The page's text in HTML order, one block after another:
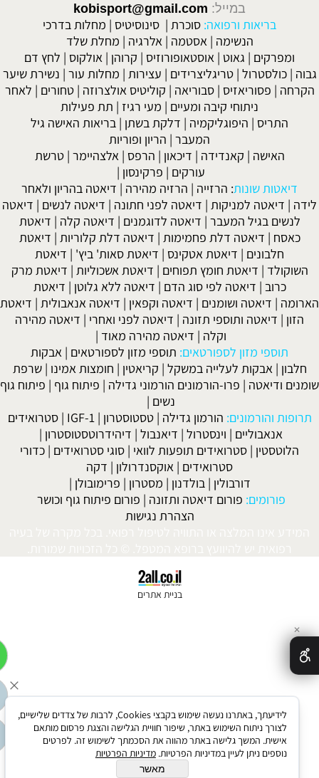
במייל:kobisport@gmail.com
בריאות ורפואה:סוכרת|סינוסיטיס|מחלות בדרכי
הנשימה|אסטמה|אלרגיה|מחלת שלד
ומפרקים|גאוט|אוסטאופורוזיס|קרוהן|אולקוס|לחץ דם
|כולסטרול|טריגליצרידים|עצירות|מחלות עור|נשירת שיער
|פסוריאזיס|סבוריאה|קוליטיס אולצרוזה|טחורים|לאחר
ניתוחי קיבה ומעיים| מעי רגיז |תת פעילות
התריס|היפוגליקמיה|דלקת בשתן|בריאות האישה גיל
המעבר|הריון ופוריות
האישה|קאנדידה|דיכאון|הרפס|אלצהיימר|טרשת
עורקים|פרקינסון|
דיאטות שונות:הרזייה|הרזיה מהירה|דיאטה בהריון ולאחר
|דיאטה למניקות|דיאטה לפני חתונה|דיאטה לנשים|דיאטה
לנשים בגיל המעבר|דיאטה לדוגמנים|דיאטה קלה|דיאטת
כאסח|דיאטה דלת פחמימות|דיאטה דלת קלוריות|דיאטת
חלבונים|דיאטת אטקינס|דיאטת סאות' ביץ'|דיאטת
|דיאטת חומץ תפוחים|דיאטת אשכוליות|דיאטת מרק
כרוב|דיאטה לפי סוג הדם|דיאטה ללא גלוטן|דיאטת
|דיאטה ושומנים|דיאטה וקפאין|דיאטה אנאבולית|דיאטת
הזון|דיאטה ותוספי תזונה|דיאטה לפני ואחרי|דיאטה מהירה
וקלה|דיאטה מהירה מאוד|
תוספי מזון לספורטאים:תוספי מזון לספורטאים|אבקות
|אבקות לעלייה במשקל|קריאטין|חומצות אמינו|שרפת
ודיאטה|פרו-הורמונים הורמוני גדילה|פיתוח גוף |פיתוח גוף
נשים|
והורמונים:הורמון גדילה|טסטוסטרון|
IGF-1
|סטרואידים
אנאבוליים|וינסטרול|דיאנבול|דיהידרוטסטוסטרון|
הלוטסטין|סטרואידים תופעות לוואי|סוגי סטרואידים|כדורי
סטרואידים|אוקסנדרולון|דקה
דורבולין|בולדנון|מסטרון|פרימובולן|
פורומים:פורום דיאטה ותזונה|פורום פיתוח גוף וכושר
הצהרת נגישות
בניית אתרים
לידיעתך, באתרנו נעשה שימוש בקבצי Cookies, לרבות של צדדים שלישיים,
לצורך ניתוח השימוש באתר, שיפור חוויית הגלישה והצגת פרסום מותאם
אישית. המשך גלישה באתר מהווה את הסכמתך לשימוש זה. לפרטים
נוספים ניתן לעיין במדיניות הפרטיות.מדיניות הפרטיות
מאשר